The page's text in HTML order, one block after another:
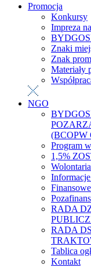
Promocja
Konkursy
Impreza
Znaki
Znak
Materiały
NGO
(BCOPW
Program
1,5%
RADA
RADA
Tablica
Kontakt